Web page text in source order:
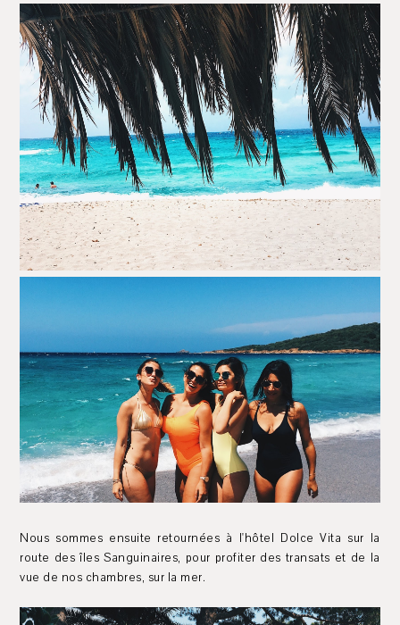
Nous sommes ensuite retournées à l'hôtel Dolce Vita sur la
route des îles Sanguinaires, pour profiter des transats et de la
vue de nos chambres, sur la mer.